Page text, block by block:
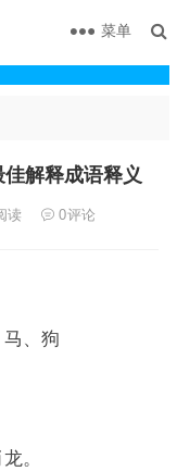
菜单
解释成语释义
读 0评论
、狗
。